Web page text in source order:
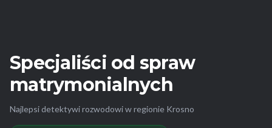
Specjaliści od spraw
matrymonialnych
Najlepsi detektywi rozwodowi w regionie Krosno